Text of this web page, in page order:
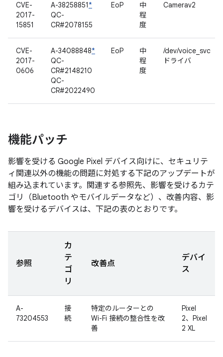
CVE-
2017-
15851
A-38258851*
QC-
CR#2078155
EoP
中
程
度
Camerav2
CVE-
2017-
0606
A-34088848*
QC-
CR#2148210
QC-
CR#2022490
EoP
中
程
度
/dev/voice_svc
ドライバ
機能パッチ
影響を受ける Google Pixel デバイス向けに、セキュリテ
ィ関連以外の機能の問題に対処する下記のアップデートが
組み込まれています。関連する参照先、影響を受けるカテ
ゴリ（Bluetooth やモバイルデータなど）、改善内容、影
響を受けるデバイスは、下記の表のとおりです。
参照
カ
テ
ゴ
リ
改善点
デバイ
ス
A-
73204553
接
続
特定のルーターとの
Wi-Fi 接続の整合性を改
善
Pixel
2、Pixel
2 XL